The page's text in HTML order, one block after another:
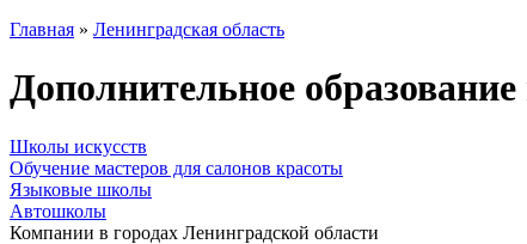
Главная » Ленинградская область
Дополнительное
Школы искусств
Обучение мастеров для салонов красоты
Языковые школы
Автошколы
Компании в городах Ленинградской области